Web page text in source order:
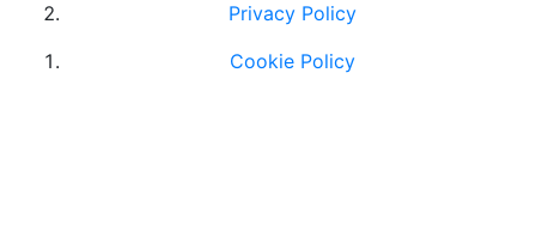
Privacy Policy
Cookie Policy